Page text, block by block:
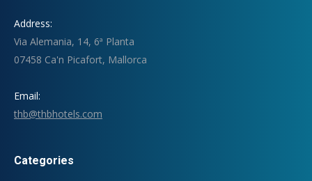
Address:
Via Alemania, 14, 6ª Planta
07458 Ca'n Picafort, Mallorca
Email:
thb@thbhotels.com
Categories